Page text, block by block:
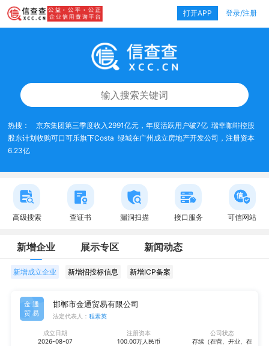
打开APP 登录/注册
热搜： 京东集团第三季度收入2991亿元，年度活跃用户破7亿 瑞幸咖啡控股
股东计划收购可口可乐旗下Costa 绿城在广州成立房地产开发公司，注册资本
6.23亿
高级搜索 查证书 漏洞扫描 接口服务 可信网站
新增企业 展示专区 新闻动态
新增成立企业 新增招投标信息 新增ICP备案
金通
贸易
邯郸市金通贸易有限公司
法定代表人： 程素英
成立日期
2026-08-07
注册资本
100.00万人民币
公司状态
存续（在营、开业、在